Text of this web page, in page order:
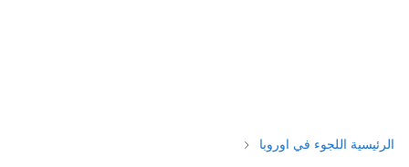
الرئيسية اللجوء في اوروبا